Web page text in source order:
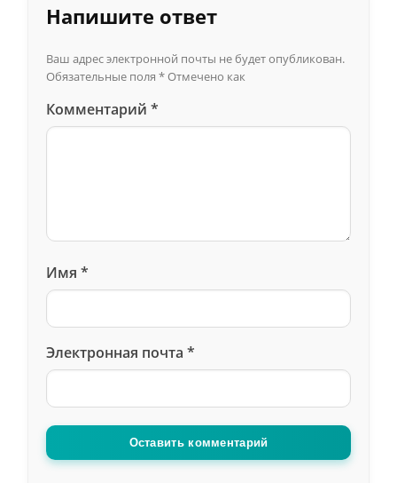
Напишите ответ
Ваш адрес электронной почты не будет опубликован.
Обязательные поля *Отмечено как
Комментарий *
Имя *
Электронная почта *
Оставить комментарий